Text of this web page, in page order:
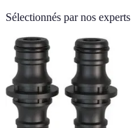
Sélectionnés par nos experts